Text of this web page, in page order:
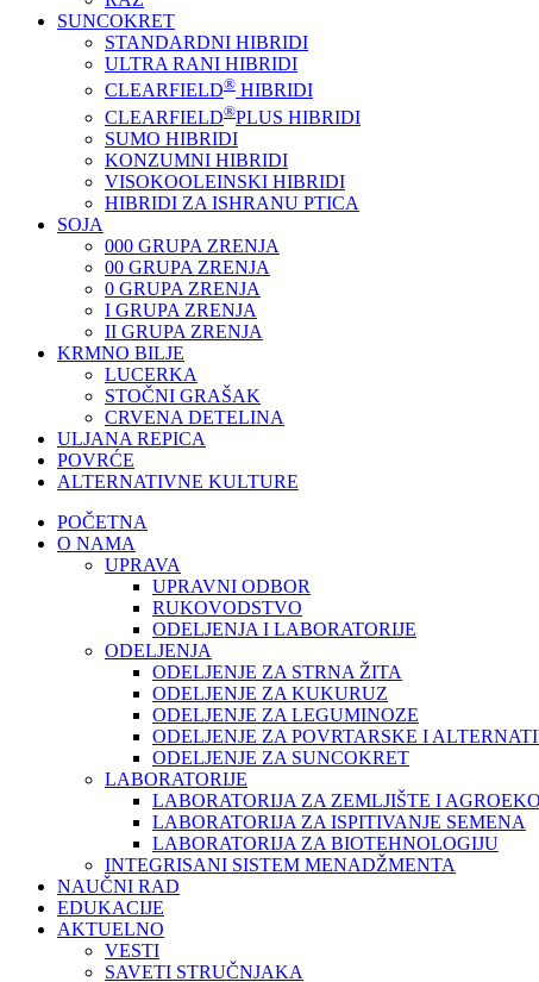
SUNCOKRET
STANDARDNI HIBRIDI
ULTRA RANI HIBRIDI
CLEARFIELD® HIBRIDI
CLEARFIELD®PLUS HIBRIDI
SUMO HIBRIDI
KONZUMNI HIBRIDI
VISOKOOLEINSKI HIBRIDI
HIBRIDI ZA ISHRANU PTICA
SOJA
000 GRUPA ZRENJA
00 GRUPA ZRENJA
0 GRUPA ZRENJA
I GRUPA ZRENJA
II GRUPA ZRENJA
KRMNO BILJE
LUCERKA
STOČNI GRAŠAK
CRVENA DETELINA
ULJANA REPICA
POVRĆE
ALTERNATIVNE KULTURE
POČETNA
O NAMA
UPRAVA
UPRAVNI ODBOR
RUKOVODSTVO
ODELJENJA I LABORATORIJE
ODELJENJA
ODELJENJE ZA STRNA ŽITA
ODELJENJE ZA KUKURUZ
ODELJENJE ZA LEGUMINOZE
ODELJENJE ZA POVRTARSKE I
ODELJENJE ZA SUNCOKRET
LABORATORIJE
LABORATORIJA ZA ZEMLJIŠTE I
LABORATORIJA ZA ISPITIVANJE SEMENA
LABORATORIJA ZA BIOTEHNOLOGIJU
INTEGRISANI SISTEM MENADŽMENTA
NAUČNI RAD
EDUKACIJE
AKTUELNO
VESTI
SAVETI STRUČNJAKA